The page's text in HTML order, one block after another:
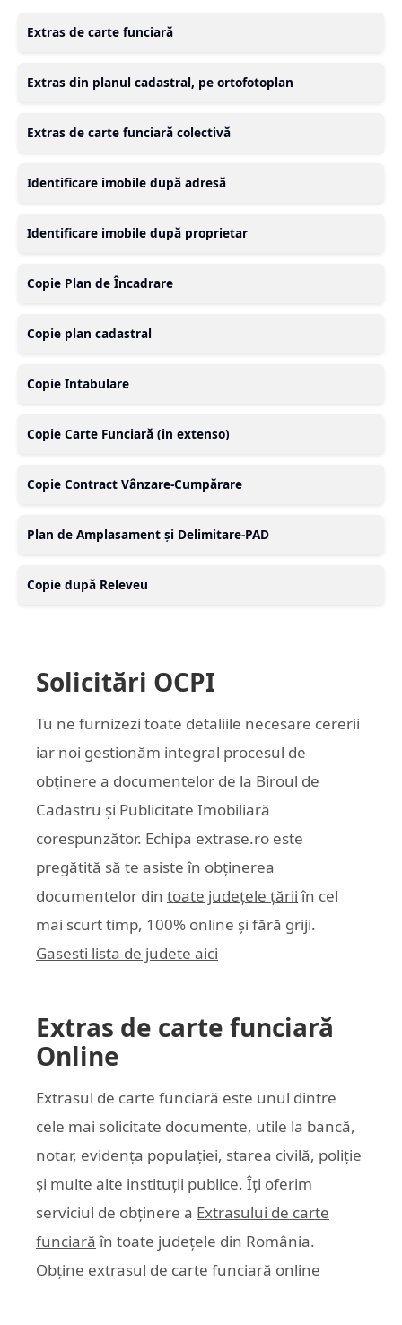
Extras de carte funciară
Extras din planul cadastral, pe ortofotoplan
Extras de carte funciară colectivă
Identificare imobile după adresă
Identificare imobile după proprietar
Copie Plan de Încadrare
Copie plan cadastral
Copie Intabulare
Copie Carte Funciară (in extenso)
Copie Contract Vânzare-Cumpărare
Plan de Amplasament și Delimitare-PAD
Copie după Releveu
Solicitări OCPI
Tu ne furnizezi toate detaliile necesare cererii
iar noi gestionăm integral procesul de
obținere a documentelor de la Biroul de
Cadastru și Publicitate Imobiliară
corespunzător. Echipa extrase.ro este
pregătită să te asiste în obținerea
documentelor din toate județele țării în cel
mai scurt timp, 100% online și fără griji.
Gasesti lista de judete aici
Extras de carte funciară
Online
Extrasul de carte funciară este unul dintre
cele mai solicitate documente, utile la bancă,
notar, evidența populației, starea civilă, poliție
și multe alte instituții publice. Îți oferim
serviciul de obținere a Extrasului de carte
funciară în toate județele din România.
Obține extrasul de carte funciară online